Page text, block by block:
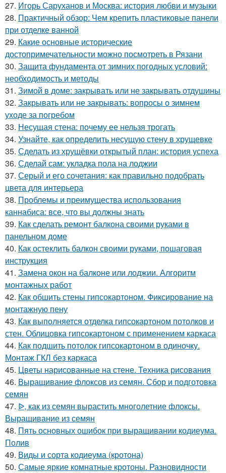
27. Игорь Саруханов и Москва: история любви и музыки
28. Практичный обзор: Чем крепить пластиковые панели
при отделке ванной
29. Какие основные исторические
достопримечательности можно посмотреть в Рязани
30. Защита фундамента от зимних погодных условий:
необходимость и методы
31. Зимой в доме: закрывать или не закрывать отдушины
32. Закрывать или не закрывать: вопросы о зимнем
уходе за погребом
33. Несущая стена: почему ее нельзя трогать
34. Узнайте, как определить несущую стену в хрущевке
35. Сделать из хрущёвки открытый план: история успеха
36. Сделай сам: укладка пола на лоджии
37. Серый и его сочетания: как правильно подобрать
цвета для интерьера
38. Проблемы и преимущества использования
каннабиса: все, что вы должны знать
39. Как сделать ремонт балкона своими руками в
панельном доме
40. Как остеклить балкон своими руками, пошаговая
инструкция
41. Замена окон на балконе или лоджии. Алгоритм
монтажных работ
42. Как обшить стены гипсокартоном. Фиксирование на
монтажную пену
43. Как выполняется отделка гипсокартоном потолков и
стен. Облицовка гипсокартоном с применением каркаса
44. Как подшить потолок гипсокартоном в одиночку.
Монтаж ГКЛ без каркаса
45. Цветы нарисованные на стене. Техника рисования
46. Выращивание флоксов из семян. Сбор и подготовка
семян
47. ᐉ, как из семян вырастить многолетние флоксы.
Выращивание из семян
48. Пять основных ошибок при выращивании кодиеума.
Полив
49. Виды и сорта кодиеума (кротона)
50. Самые яркие комнатные кротоны. Разновидности